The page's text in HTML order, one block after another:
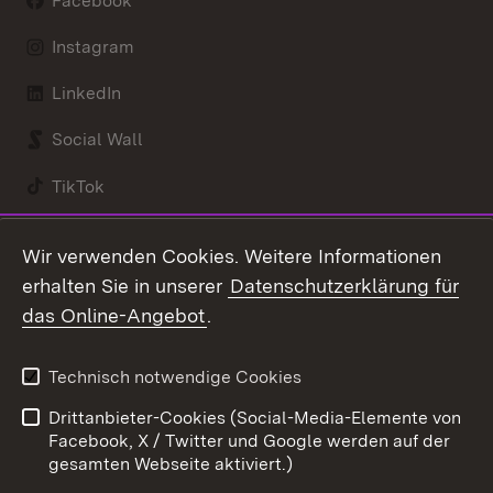
Instagram
LinkedIn
Social Wall
TikTok
Kontakt
Barrierefreiheit
Impressum
Cookies
Wir verwenden Cookies. Weitere Informationen
erhalten Sie in unserer Datenschutzerklärung für
das Online-Angebot.
Technisch notwendige Cookies
Drittanbieter-Cookies (Social-Media-Elemente von
Facebook, X / Twitter und Google werden auf der
gesamten Webseite aktiviert.)